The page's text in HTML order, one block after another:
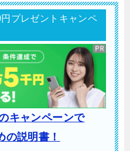
プレゼントキャンペ
キャンペーンで
説明書！